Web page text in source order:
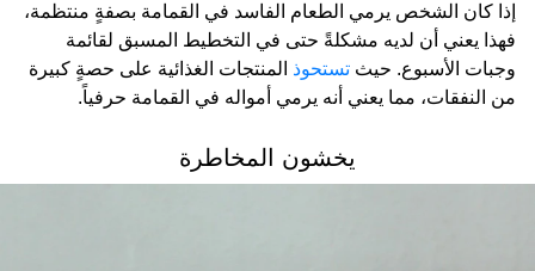
إذا كان الشخص يرمي الطعام الفاسد في القمامة بصفةٍ منتظمة،
فهذا يعني أن لديه مشكلةً حتى في التخطيط المسبق لقائمة
وجبات الأسبوع. حيث تستحوذ المنتجات الغذائية على حصةٍ كبيرة
من النفقات، مما يعني أنه يرمي أمواله في القمامة حرفياً.
يخشون المخاطرة